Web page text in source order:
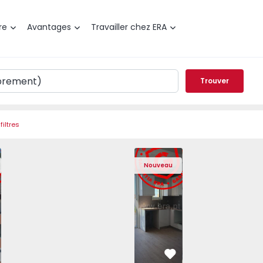
Avantages Travailler chez ERA
Trouver
Covilhã e Canhoso - 1497806 - 18
T2 Covilhã, Covilhã e Canhoso - 1497806 - 19
Appartement T2 Covilhã, Covilhã e Canhoso - 1497806 - 3
Appartement T2 Covilhã, Covilhã e Canhoso -
Appartement T2 Covilhã, Covilhã e
Appartement T2 Covilhã,
Appartement
Nouveau
Maison T2 Abrantes, Pego - 1575171 - 12
Maison T2 Abrantes, Pego -
Maison T2
Préféré